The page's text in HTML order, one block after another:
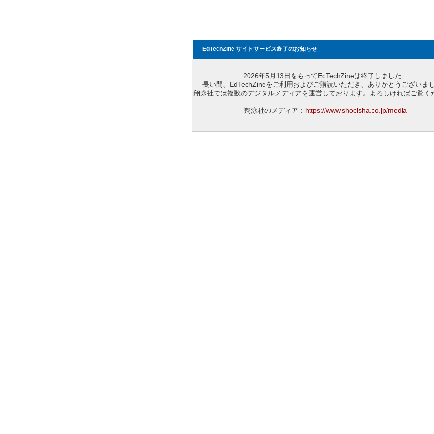
EdTechZine サイトサービス終了のお知らせ
2026年5月13日をもってEdTechZineは終了しました。
長い間、EdTechZineをご利用およびご購読いただき、ありがとうございまし
翔泳社では複数のデジタルメディアを運営しております。よろしければご覧く
翔泳社のメディア： https://www.shoeisha.co.jp/media